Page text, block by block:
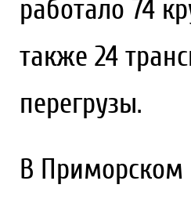
работало 74
также 24
перегрузы.
В Приморском